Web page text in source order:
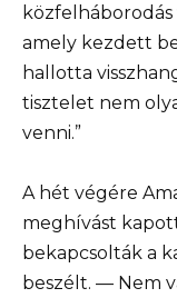
amely kezdett
hallotta
tisztelet nem
venni.”
A hét végére
meghívást
bekapcsolták a
beszélt. — Nem